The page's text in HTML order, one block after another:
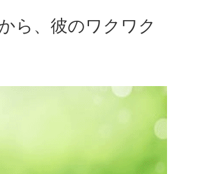
ら、彼のワクワク